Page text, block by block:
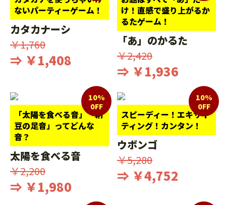
ないパーティーゲーム！
カタカナーシ
￥1,760
⇒ ￥1,408
け！直感で盛り上がるか
るたゲーム！
「あ」のかるた
￥2,420
⇒ ￥1,936
「太陽を食べる音」「納
豆の足音」ってどんな
音？
10%
0FF
太陽を食べる音
￥2,200
⇒ ￥1,980
スピーディー！エキサイ
ティング！カンタン！
10%
0FF
ウボンゴ
￥5,280
⇒ ￥4,752